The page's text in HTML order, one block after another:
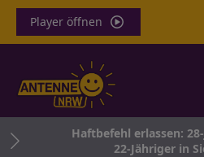
Player öffnen
Haftbefehl erlassen:
22-Jähriger in